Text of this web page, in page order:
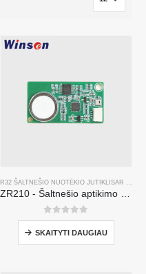
R32 ŠALTNEŠIO NUOTĖKIO JUTIKLISAR
0iš 5
SKAITYTI DAUGIAU